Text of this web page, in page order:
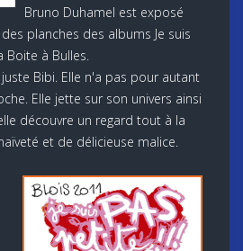
Bruno Duhamel est exposé
planches des albums Je suis
Boite à Bulles.
Bibi. Elle n'a pas pour autant
Elle jette sur son univers ainsi
découvre un regard tout à la
et de délicieuse malice.